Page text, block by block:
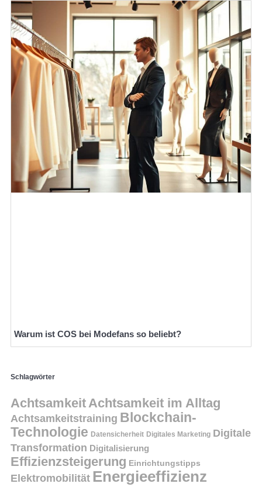
Warum ist COS bei Modefans so beliebt?
Schlagwörter
AchtsamkeitAchtsamkeit im Alltag
Achtsamkeitstraining Blockchain-
Technologie Datensicherheit Digitales Marketing Digitale
Transformation Digitalisierung
Effizienzsteigerung Einrichtungstipps
Elektromobilität Energieeffizienz